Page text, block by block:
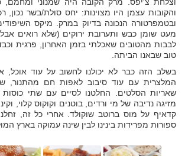
והקובות עצמן היו מצוינות: יחס סולת/בשר נכון,
ובטמפרטורה הנכונה בדיוק במרק. מיקס
מעט שומן כבש ותערובת ירוקים (שלא רואים
לבבות מהטובים שאכלתי בזמן האחרון, פרגית
טוב שבאנו הביתה.
בשלב הזה כבר לא יכולנו לחשוב על עוד אוכל,
המלצרית עם עוד סיבוב לאפות חם מהתנור,
שאריות הסלטים. החלטנו לסיים עם שתי
מזיגה נדיבה של מי ורדים, בוטנים וקוקוס קלוי,
קדאיף על מוס ברוטב שוקולד. אחרי כל זה,
ספורות מפרידות בינינו לבין שינה עמוקה בארץ